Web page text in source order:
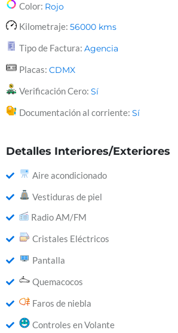
Color: Rojo
Kilometraje: 56000 kms
Tipo de Factura: Agencia
Placas: CDMX
Verificación Cero: Sí
Documentación al corriente: Sí
Detalles Interiores/Exteriores
Aire acondicionado
Vestiduras de piel
Radio AM/FM
Cristales Eléctricos
Pantalla
Quemacocos
Faros de niebla
Controles en Volante